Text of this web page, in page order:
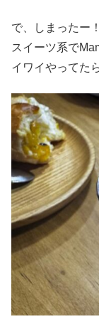
で、しまったー！
スイーツ系で
イワイやってたら